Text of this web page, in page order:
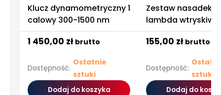
Klucz dynamometryczny 1
calowy 300-1500 nm
1 450,00 zł brutto
Dostępność:
Ostatnie
sztuki
Dodaj do koszyka
Zestaw nasadek
lambda
155,00 zł brutto
Dostępność:
sztuki
Dodaj do